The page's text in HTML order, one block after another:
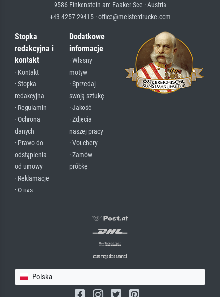
9586 Finkenstein am Faaker See · Austria
+43 4257 29415 · office@meisterdrucke.com
Stopka
redakcyjna i
kontakt
· Kontakt
· Stopka
redakcyjna
· Regulamin
· Ochrona
danych
· Prawo do
odstąpienia
od umowy
· Reklamacje
· O nas
Dodatkowe
informacje
· Własny
motyw
· Sprzedaj
swoją sztukę
· Jakość
· Zdjęcia
naszej pracy
· Vouchery
· Zamów
próbkę
Polska